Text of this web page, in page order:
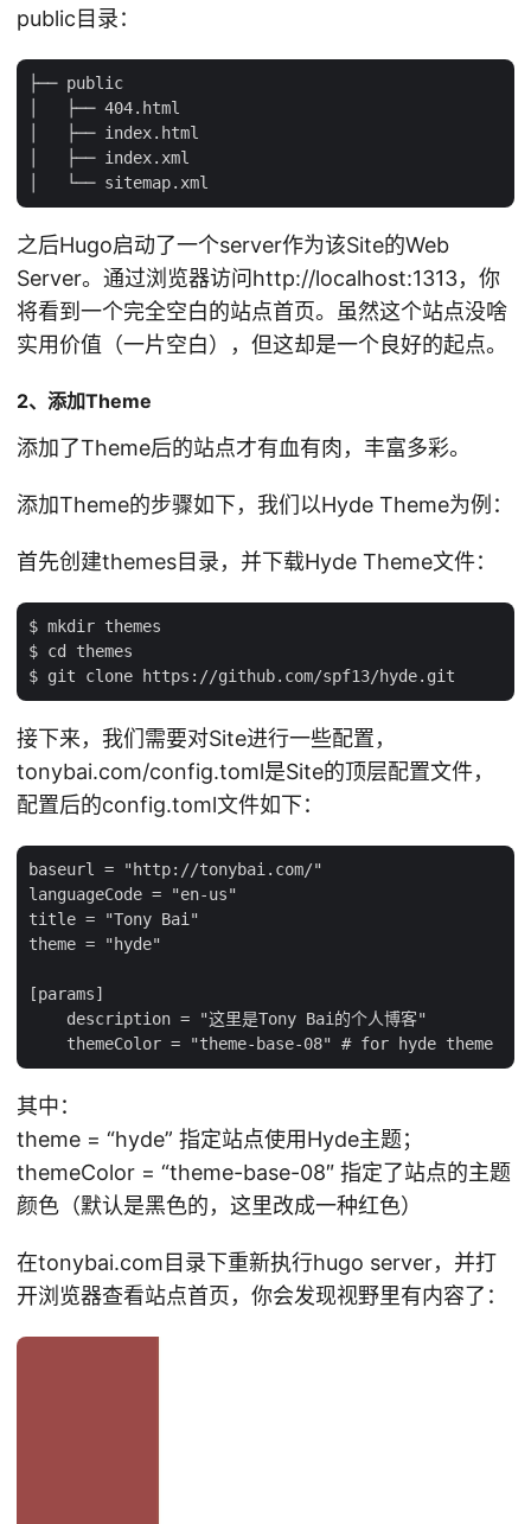
public目录：
├── public
│   ├── 404.html
│   ├── index.html
│   ├── index.xml
之后Hugo启动了一个server作为该Site的Web
Server。通过浏览器访问http://localhost:1313，你
将看到一个完全空白的站点首页。虽然这个站点没啥
实用价值（一片空白），但这却是一个良好的起点。
2、添加Theme
添加了Theme后的站点才有血有肉，丰富多彩。
添加Theme的步骤如下，我们以Hyde Theme为例：
首先创建themes目录，并下载Hyde Theme文件：
$ mkdir themes
$ cd themes
接下来，我们需要对Site进行一些配置，
tonybai.com/config.toml是Site的顶层配置文件，
配置后的config.toml文件如下：
baseurl = "http://tonybai.com/"
languageCode = "en-us"
title = "Tony Bai"
theme = "hyde"
[params]
    description = "这里是Tony Bai的个人博客"
其中：
theme = “hyde” 指定站点使用Hyde主题；
themeColor = “theme-base-08″ 指定了站点的主题
颜色（默认是黑色的，这里改成一种红色）
在tonybai.com目录下重新执行hugo server，并打
开浏览器查看站点首页，你会发现视野里有内容了：